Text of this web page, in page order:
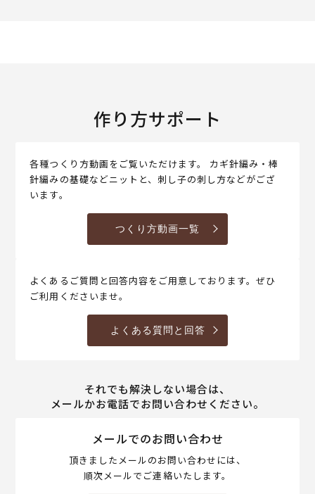
作り方サポート
各種つくり方動画をご覧いただけます。 カギ針編み・棒
針編みの基礎などニットと、刺し子の刺し方などがござ
います。
つくり方動画一覧
よくあるご質問と回答内容をご用意しております。ぜひ
ご利用くださいませ。
よくある質問と回答
それでも解決しない場合は、
メールかお電話でお問い合わせください。
メールでのお問い合わせ
頂きましたメールのお問い合わせには、
順次メールでご連絡いたします。